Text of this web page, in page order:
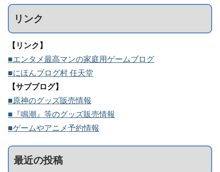
リンク
【リンク】
■エンタメ最高マンの家庭用ゲームブログ
■にほんブログ村 任天堂
【サブブログ】
■原神のグッズ販売情報
■『鳴潮』等のグッズ販売情報
■ゲームやアニメ予約情報
最近の投稿